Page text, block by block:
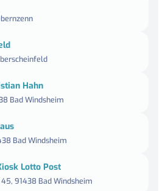
Hahn
Bad Windsheim
Bad Windsheim
Lotto Post
91438 Bad Windsheim